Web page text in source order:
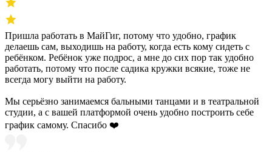
Пришла работать в МайГиг, потому что удобно, график
делаешь сам, выходишь на работу, когда есть кому сидеть с
ребёнком. Ребёнок уже подрос, а мне до сих пор так удобно
работать, потому что после садика кружки всякие, тоже не
всегда могу выйти на работу.
Мы серьёзно занимаемся бальными танцами и в театральной
студии, а с вашей платформой очень удобно построить себе
график самому. Спасибо ❤️